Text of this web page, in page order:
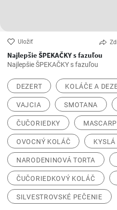
Uložiť
Najlepšie ŠPEKAČKY s fazuľou
Najlepšie ŠPEKAČKY s fazuľou
DEZERT KOLÁČE A
VAJCIA SMOTANA
ČUČORIEDKY
OVOCNÝ KOLÁČ
NARODENINOVÁ TORTA
ČUČORIEDKOVÝ KOLÁČ
SILVESTROVSKÉ PEČENIE